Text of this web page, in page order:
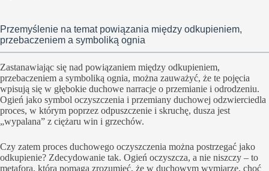
Przemyślenie na temat powiązania między odkupieniem,
przebaczeniem a symboliką ognia
Zastanawiając się nad powiązaniem między odkupieniem,
przebaczeniem a symboliką ognia, można zauważyć, że te pojęcia
wpisują się w głębokie duchowe narracje o przemianie i odrodzeniu.
Ogień jako symbol oczyszczenia i przemiany duchowej odzwierciedla
proces, w którym poprzez odpuszczenie i skruchę, dusza jest
„wypalana” z ciężaru win i grzechów.
Czy zatem proces duchowego oczyszczenia można postrzegać jako
odkupienie? Zdecydowanie tak. Ogień oczyszcza, a nie niszczy – to
metafora, która pomaga zrozumieć, że w duchowym wymiarze, choć